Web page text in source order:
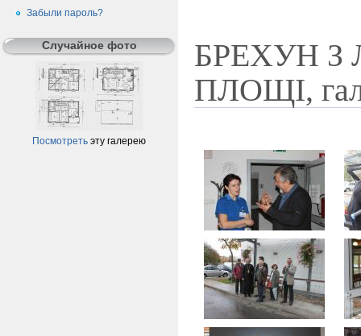
БРЕХУН З
ПЛОЩІ,
Забыли пароль?
Случайное фото
Посмотреть эту галерею